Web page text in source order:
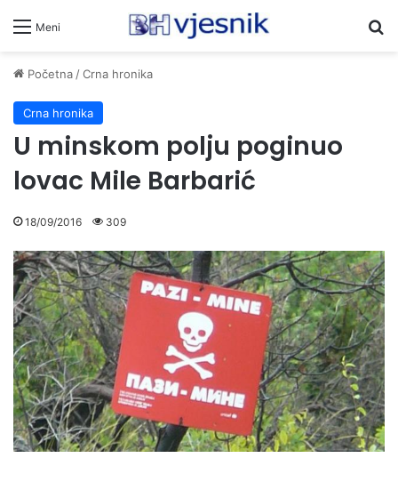
Meni
Početna/Crna hronika
Crna hronika
U minskom polju poginuo
lovac Mile Barbarić
18/09/2016 309